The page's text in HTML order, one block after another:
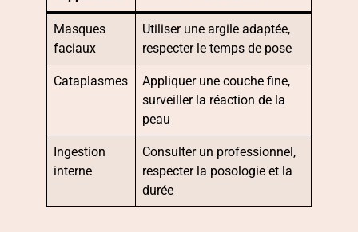
Masques
faciaux
Utiliser une argile adaptée,
respecter le temps de pose
Cataplasmes
Appliquer une couche fine,
surveiller la réaction de la
peau
Ingestion
interne
Consulter un professionnel,
respecter la posologie et la
durée